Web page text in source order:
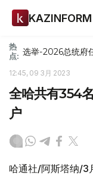
KAZINFORM
热
点: 选举-2026总统府
12:45, 09 3月 2023
全哈共有354
户
哈通社/阿斯塔纳/3